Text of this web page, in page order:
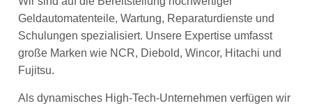
Geldautomatenteile, Wartung, Reparaturdienste und
Schulungen spezialisiert. Unsere Expertise umfasst
große Marken wie NCR, Diebold, Wincor, Hitachi und
Fujitsu.
Als dynamisches High-Tech-Unternehmen verfügen wir